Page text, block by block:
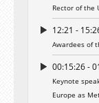
Rector of the
12:21 -
Awardees of
00:15:26 -
Keynote
Europe as